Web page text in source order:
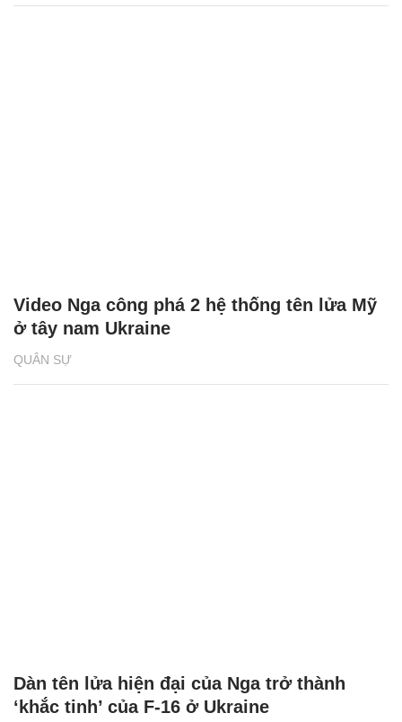
QUÂN SỰ
Video Nga công phá 2 hệ thống tên lửa Mỹ
ở tây nam Ukraine
Dàn tên lửa hiện đại của Nga trở thành
‘khắc tinh’ của F-16 ở Ukraine